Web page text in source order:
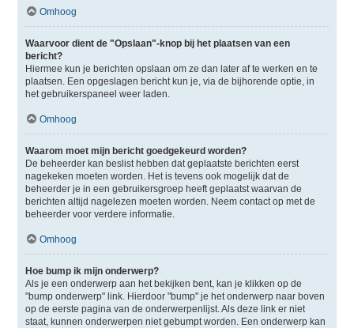
Omhoog
Waarvoor dient de "Opslaan"-knop bij het plaatsen van een
bericht?
Hiermee kun je berichten opslaan om ze dan later af te werken en te
plaatsen. Een opgeslagen bericht kun je, via de bijhorende optie, in
het gebruikerspaneel weer laden.
Omhoog
Waarom moet mijn bericht goedgekeurd worden?
De beheerder kan beslist hebben dat geplaatste berichten eerst
nagekeken moeten worden. Het is tevens ook mogelijk dat de
beheerder je in een gebruikersgroep heeft geplaatst waarvan de
berichten altijd nagelezen moeten worden. Neem contact op met de
beheerder voor verdere informatie.
Omhoog
Hoe bump ik mijn onderwerp?
Als je een onderwerp aan het bekijken bent, kan je klikken op de
"bump onderwerp" link. Hierdoor "bump" je het onderwerp naar boven
op de eerste pagina van de onderwerpenlijst. Als deze link er niet
staat, kunnen onderwerpen niet gebumpt worden. Een onderwerp kan